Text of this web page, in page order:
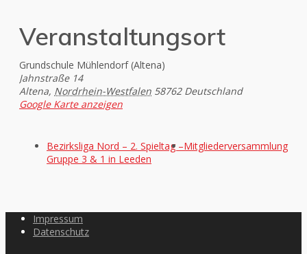
Veranstaltungsort
Grundschule Mühlendorf (Altena)
Jahnstraße 14
Altena, Nordrhein-Westfalen 58762 Deutschland
Google Karte anzeigen
Bezirksliga Nord – 2. Spieltag –
Gruppe 3 & 1 in Leeden
Mitgliederversammlung
Impressum
Datenschutz